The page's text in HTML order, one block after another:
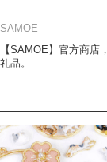
SAMOE
【SAMOE】官方商
礼品。